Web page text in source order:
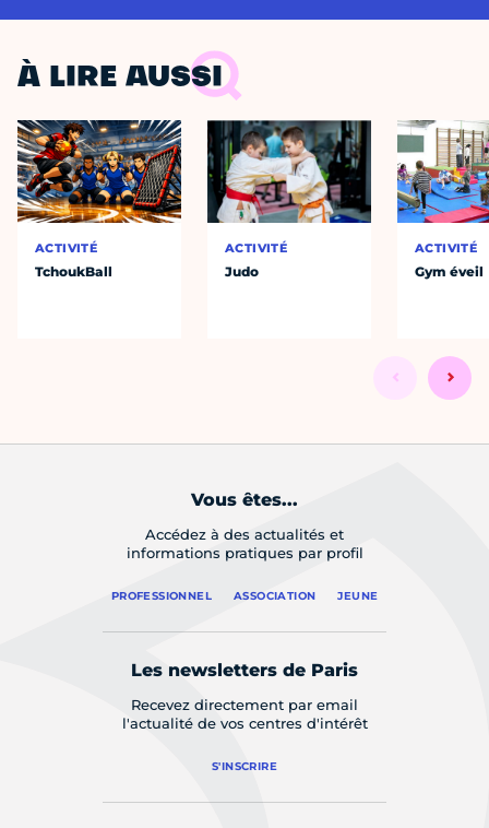
À LIRE AUSSI
ACTIVITÉ
TchoukBall
ACTIVITÉ
Judo
ACTIVITÉ
Gym éveil
Vous êtes...
Accédez à des actualités et
informations pratiques par profil
PROFESSIONNEL ASSOCIATION JEUNE
Les newsletters de Paris
Recevez directement par email
l'actualité de vos centres d'intérêt
S'INSCRIRE